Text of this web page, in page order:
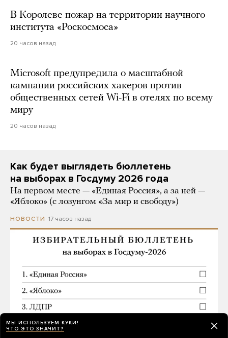
В Королеве пожар на территории научного
института «Роскосмоса»
20 часов назад
Microsoft предупредила о масштабной
кампании российских хакеров против
общественных сетей Wi-Fi в отелях по всему
миру
20 часов назад
Как будет выглядеть бюллетень
на выборах в Госдуму 2026 года
На первом месте — «Единая Россия», а за ней —
«Яблоко» (с лозунгом «За мир и свободу»)
НОВОСТИ 17 часов назад
МЫ ИСПОЛЬЗУЕМ КУКИ!
ЧТО ЭТО ЗНАЧИТ?